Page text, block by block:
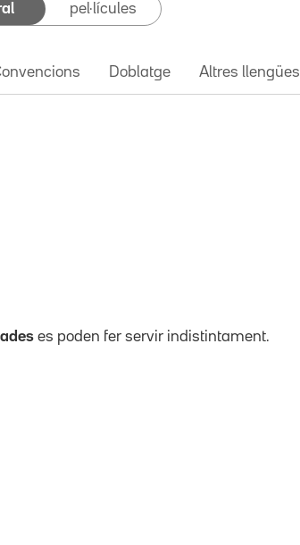
pel·lícules
Doblatge Altres llengües
es poden fer servir indistintament.